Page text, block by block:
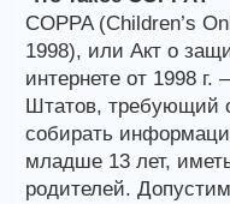
COPPA (Children’s
1998), или Акт о
интернете от 1998
Штатов, требующий
собирать
младше 13 лет,
родителей.